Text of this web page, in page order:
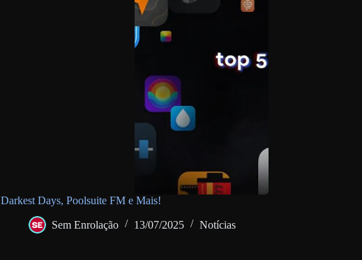
Darkest Days, Poolsuite FM e Mais!
Sem Enrolação 13/07/2025 Notícias